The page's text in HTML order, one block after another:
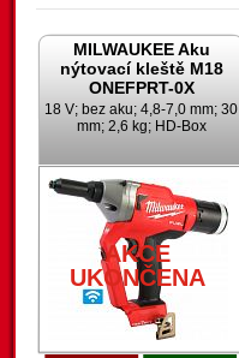
MILWAUKEE Aku
nýtovací kleště M18
ONEFPRT-0X
18 V; bez aku; 4,8-7,0 mm; 30
mm; 2,6 kg; HD-Box
AKCE
UKONČENA